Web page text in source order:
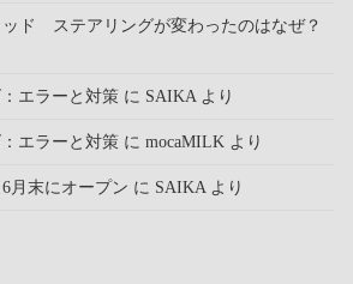
ド ステアリングが変わったのはなぜ？
エラーと対策 に SAIKA より
エラーと対策 に mocaMILK より
月末にオープン に SAIKA より